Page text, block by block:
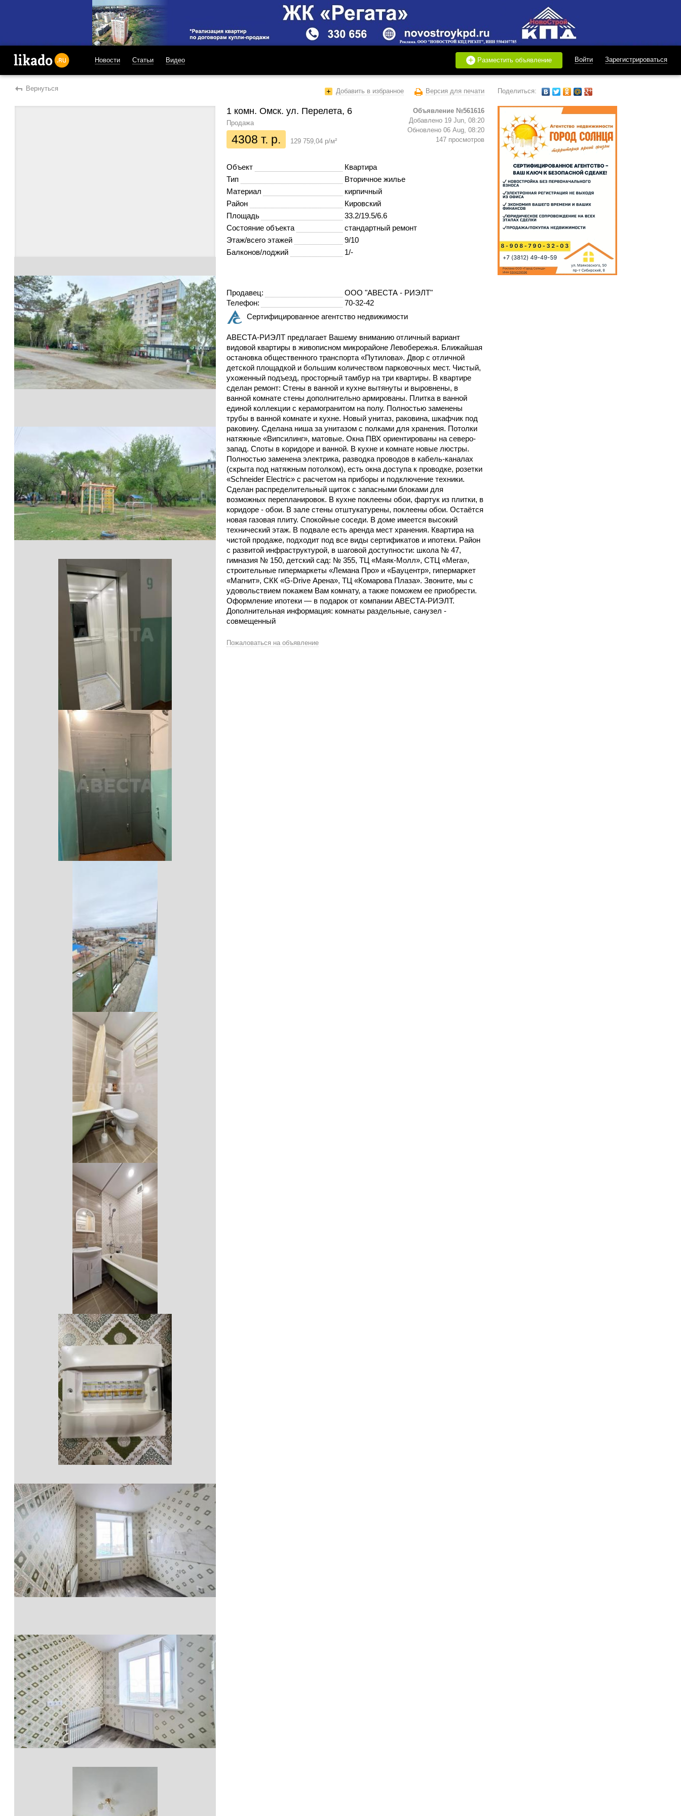
Новости Статьи Видео + Разместить объявление Войти Зарегистрироваться
Вернуться Добавить в избранное Версия для печати Поделиться:
Объявление №561616
Добавлено 19 Jun, 08:20
Обновлено 06 Aug, 08:20
147 просмотров
Продажа
1 комн. Омск. ул. Перелета, 6
4308 т. р. 129 759,04 р/м²
Объект
Квартира
Тип
Вторичное жилье
Материал
кирпичный
Район
Кировский
Площадь
33.2/19.5/6.6
Состояние объекта
стандартный ремонт
Этаж/всего этажей
9/10
Балконов/лоджий
1/-
Продавец:
ООО "АВЕСТА - РИЭЛТ"
Телефон:
70-32-42
Сертифицированное агентство недвижимости
АВЕСТА-РИЭЛТ предлагает Вашему вниманию отличный вариант
видовой квартиры в живописном микрорайоне Левобережья. Ближайшая
остановка общественного транспорта «Путилова». Двор с отличной
детской площадкой и большим количеством парковочных мест. Чистый,
ухоженный подъезд, просторный тамбур на три квартиры. В квартире
сделан ремонт: Стены в ванной и кухне вытянуты и выровнены, в
ванной комнате стены дополнительно армированы. Плитка в ванной
единой коллекции с керамогранитом на полу. Полностью заменены
трубы в ванной комнате и кухне. Новый унитаз, раковина, шкафчик под
раковину. Сделана ниша за унитазом с полками для хранения. Потолки
натяжные «Випсилинг», матовые. Окна ПВХ ориентированы на северо-
запад. Споты в коридоре и ванной. В кухне и комнате новые люстры.
Полностью заменена электрика, разводка проводов в кабель-каналах
(скрыта под натяжным потолком), есть окна доступа к проводке, розетки
«Schneider Еlесtriс» с расчетом на приборы и подключение техники.
Сделан распределительный щиток с запасными блоками для
возможных перепланировок. В кухне поклеены обои, фартук из плитки, в
коридоре - обои. В зале стены отштукатурены, поклеены обои. Остаётся
новая газовая плиту. Спокойные соседи. В доме имеется высокий
технический этаж. В подвале есть аренда мест хранения. Квартира на
чистой продаже, подходит под все виды сертификатов и ипотеки. Район
с развитой инфраструктурой, в шаговой доступности: школа № 47,
гимназия № 150, детский сад: № 355, ТЦ «Маяк-Молл», СТЦ «Мега»,
строительные гипермаркеты «Лемана Про» и «Бауцентр», гипермаркет
«Магнит», СКК «G-Drive Арена», ТЦ «Комарова Плаза». Звоните, мы с
удовольствием покажем Вам комнату, а также поможем ее приобрести.
Оформление ипотеки — в подарок от компании АВЕСТА-РИЭЛТ.
Дополнительная информация: комнаты раздельные, санузел -
совмещенный
Пожаловаться на объявление